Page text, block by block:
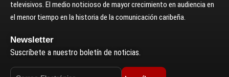
televisivos. El medio noticioso de mayor crecimiento en audiencia en
el menor tiempo en la historia de la comunicación caribeña.
Newsletter
Suscríbete a nuestro boletín de noticias.